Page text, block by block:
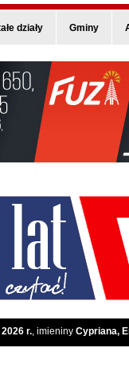
działy Gminy
r., imieniny Cypriana,